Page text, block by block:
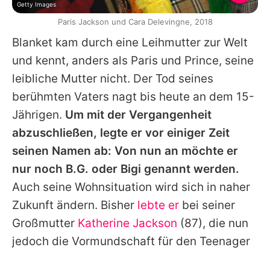
Blanket kam durch eine Leihmutter zur Welt
und kennt, anders als Paris und Prince, seine
leibliche Mutter nicht. Der Tod seines
berühmten Vaters nagt bis heute an dem 15-
Jährigen. Um mit der Vergangenheit
abzuschließen, legte er vor einiger Zeit
seinen Namen ab: Von nun an möchte er
nur noch B.G. oder Bigi genannt werden.
Auch seine Wohnsituation wird sich in naher
Zukunft ändern. Bisher lebte er bei seiner
Großmutter Katherine Jackson (87), die nun
jedoch die Vormundschaft für den Teenager
Getty Images
Paris Jackson und Cara Delevingne, 2018